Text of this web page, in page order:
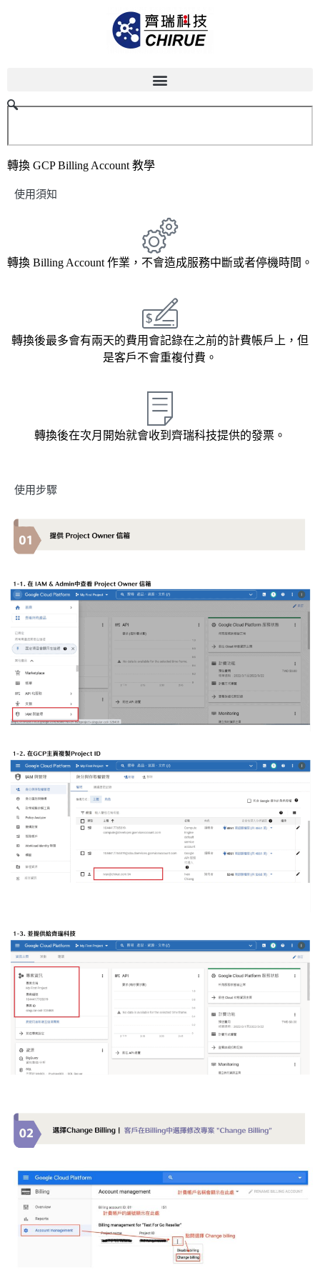
轉換 GCP Billing Account 教學
使用須知
轉換 Billing Account 作業，不會造成服務中斷或者停機時間。
轉換後最多會有兩天的費用會記錄在之前的計費帳戶上，但
是客戶不會重複付費。
轉換後在次月開始就會收到齊瑞科技提供的發票。
使用步驟